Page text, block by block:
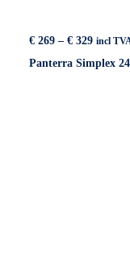
€ 269 – € 329Price
€ 269
incl
Panterra Simplex